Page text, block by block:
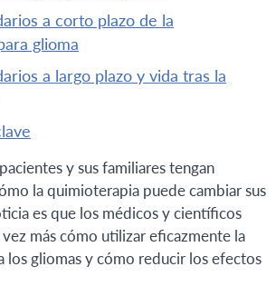
glioma
y sus familiares tengan
la quimioterapia puede cambiar sus
es que los médicos y científicos
más cómo utilizar eficazmente la
los gliomas y cómo reducir los efectos